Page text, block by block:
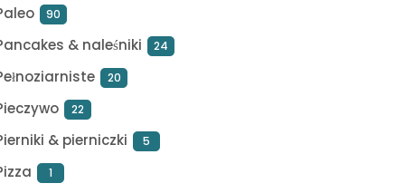
90
& naleśniki 24
20
22
& pierniczki 5
1